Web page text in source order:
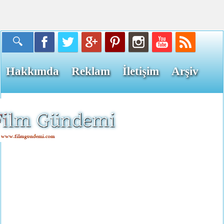
Hakkımda Reklam İletişim Arşiv